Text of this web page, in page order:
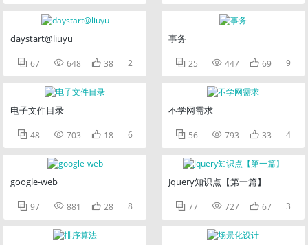
daystart@liuyu
 67  648  38 2
电子文件目录
 48  703  18 6
google-web
 97  881  28 8
事务
 25  447  69 9
不学网需求
 56  793  33 4
Jquery知识点【第一篇】
 77  727  67 3